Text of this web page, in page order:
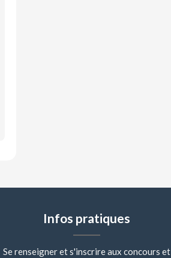
Infos pratiques
Se renseigner et s'inscrire aux concours et